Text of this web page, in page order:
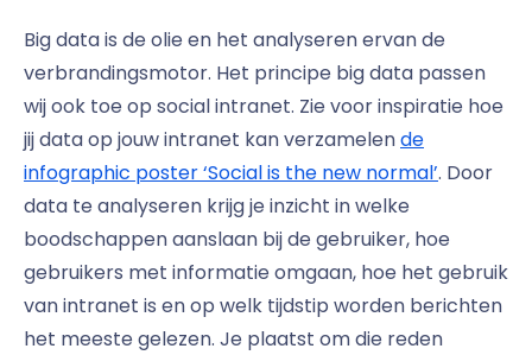
Big data is de olie en het analyseren ervan de
verbrandingsmotor. Het principe big data passen
wij ook toe op social intranet. Zie voor inspiratie hoe
jij data op jouw intranet kan verzamelende
infographic poster ‘Social is the new normal’. Door
data te analyseren krijg je inzicht in welke
boodschappen aanslaan bij de gebruiker, hoe
gebruikers met informatie omgaan, hoe het gebruik
van intranet is en op welk tijdstip worden berichten
het meeste gelezen. Je plaatst om die reden